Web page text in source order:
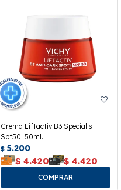
Crema Liftactiv B3 Specialist
Spf50. 50ml.
$ 5.200
$ 4.420 $ 4.420